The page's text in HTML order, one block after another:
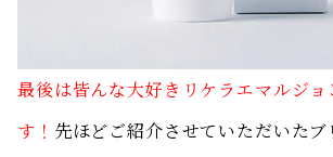
最後は皆んな大好きリケラエマルジョ
す！ 先ほどご紹介させていただいた